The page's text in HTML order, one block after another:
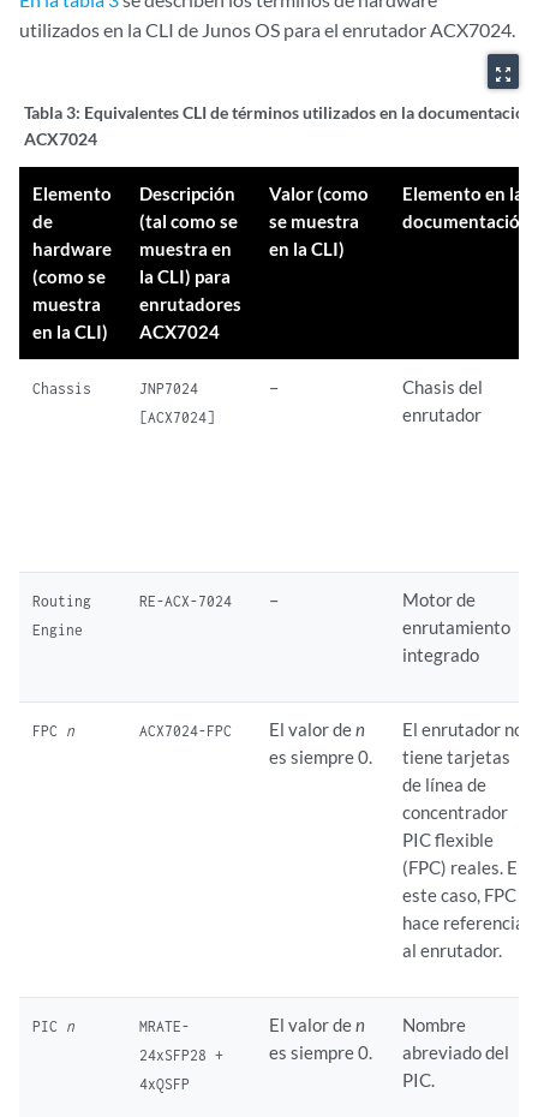
utilizados en la CLI de Junos OS para el enrutador ACX7024.
zoom_out_map
Tabla 3: Equivalentes CLI de términos utilizados en la
ACX7024
Elemento
de
hardware
(como se
muestra
en la CLI)
Descripción
(tal como se
muestra en
la CLI) para
enrutadores
ACX7024
Valor (como
se muestra
en la CLI)
Elemento en la
documentación
Chassis
JNP7024
[ACX7024]
–
Chasis del
enrutador
Routing
Engine
RE-ACX-7024 –
Motor de
enrutamiento
integrado
FPC n ACX7024-FPC El valor den
es siempre 0.
El enrutador no
tiene tarjetas
de línea de
concentrador
PIC flexible
(FPC) reales. En
este caso, FPC
hace referencia
al enrutador.
PIC n
MRATE-
24xSFP28 +
4xQSFP
El valor den
es siempre 0.
Nombre
abreviado del
PIC.